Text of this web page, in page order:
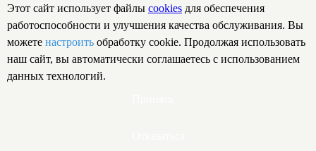
Этот сайт использует файлы cookies для обеспечения
работоспособности и улучшения качества обслуживания. Вы
можете настроить обработку cookie. Продолжая использовать
наш сайт, вы автоматически соглашаетесь с использованием
данных технологий.